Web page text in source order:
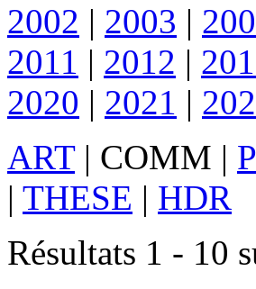
2002 | 2003 |
2011 | 2012 |
2020 | 2021 |
ART| COMM |
| THESE | HDR
Résultats 1 - 10